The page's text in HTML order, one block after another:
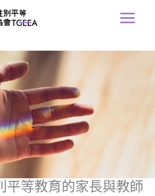
Main
平等教育的家長與教師